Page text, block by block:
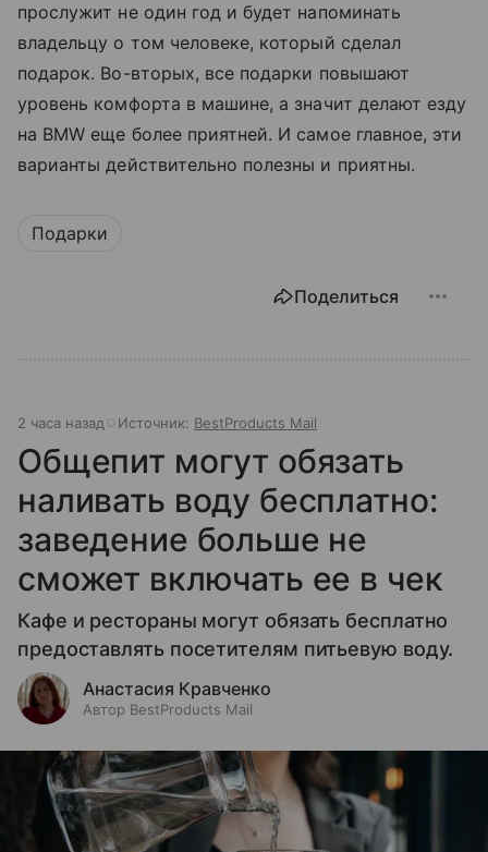
прослужит не один год и будет напоминать
владельцу о том человеке, который сделал
подарок. Во-вторых, все подарки повышают
уровень комфорта в машине, а значит делают езду
на BMW еще более приятней. И самое главное, эти
варианты действительно полезны и приятны.
Подарки
Поделиться
2 часа назад Источник: BestProducts Mail
Общепит могут обязать
наливать воду бесплатно:
заведение больше не
сможет включать ее в чек
Кафе и рестораны могут обязать бесплатно
предоставлять посетителям питьевую воду.
Анастасия Кравченко
Автор BestProducts Mail